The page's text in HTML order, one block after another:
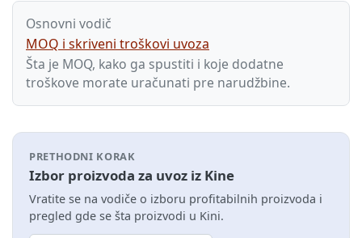
Osnovni vodič
MOQ i skriveni troškovi uvoza
Šta je MOQ, kako ga spustiti i koje dodatne
troškove morate uračunati pre narudžbine.
PRETHODNI KORAK
Izbor proizvoda za uvoz iz Kine
Vratite se na vodiče o izboru profitabilnih proizvoda i
pregled gde se šta proizvodi u Kini.